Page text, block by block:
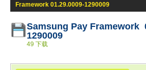
Framework 01.29.0009-1290009
Samsung Pay Framework
1290009
49 下载